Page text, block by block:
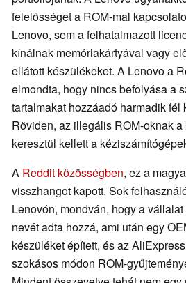
felelősséget a ROM-mal
Lenovo, sem a felhatalmazott
kínálnak memóriakártyával vagy
ellátott készülékeket. A Lenovo a
elmondta, hogy nincs befolyása a
tartalmakat hozzáadó harmadik fél
Röviden, az illegális ROM-oknak
keresztül kellett a
A Reddit közösségben, ez a
visszhangot kapott. Sok
Lenovón, mondván, hogy a
nevét adta hozzá, ami után egy
készüléket épített, és az
szokásos módon ROM-